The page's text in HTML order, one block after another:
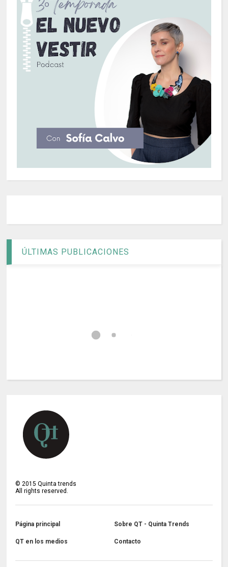
ÚLTIMAS PUBLICACIONES
©2015 Quinta trends
All rights reserved.
Página principal Sobre QT - Quinta Trends
QT en los medios Contacto